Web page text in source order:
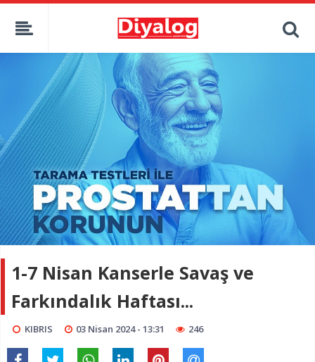
1-7 Nisan Kanserle Savaş ve
Farkındalık Haftası...
KIBRIS 03 Nisan 2024 - 13:31 246